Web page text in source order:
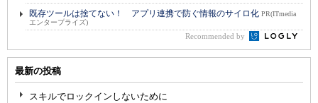
既存ツールは捨てない！ アプリ連携で防ぐ情報のサイロ化 PR(ITmedia
エンタープライズ)
Recommended by
最新の投稿
スキルでロックインしないために